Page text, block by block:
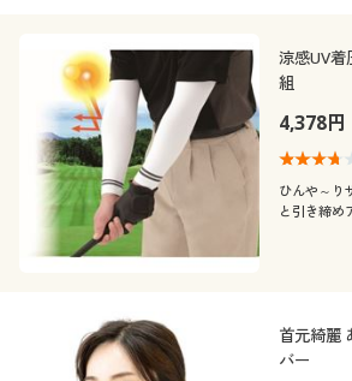
大きいサイズ レディース下着
大きいサイズ メンズ
大きいサイズ 事務・制服
シークレットセール
商品カテゴリ一覧
カタログ
カタログ・チラシからのご注文
デジタルカタログ
会員メニュー
カラー
こだわり条件
で絞り込む
襟・ネック
クルーネック・丸首
ウォッシャブル(洗
える)
涼感UV
組
4,378円
ひんや～り
と引き締め
首元綺麗
バー